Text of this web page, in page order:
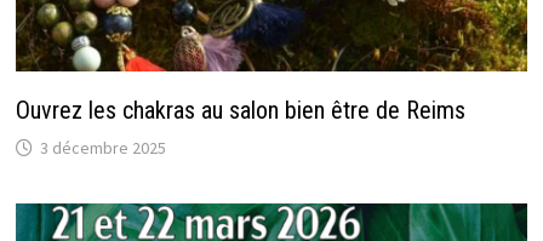
Ouvrez les chakras au salon bien être de Reims
3 décembre 2025